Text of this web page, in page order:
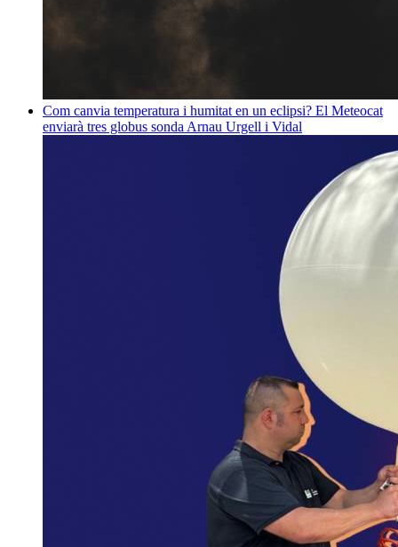
Com canvia temperatura i humitat en un eclipsi? El Meteocat
enviarà tres globus sonda Arnau Urgell i Vidal